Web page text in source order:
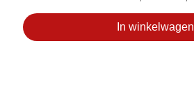
In winkelwagen